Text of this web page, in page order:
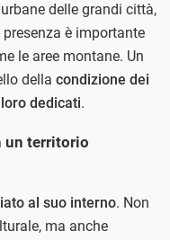
delle grandi città,
è importante
le aree montane. Un
della condizione dei
dedicati.
un territorio
al suo interno. Non
ma anche